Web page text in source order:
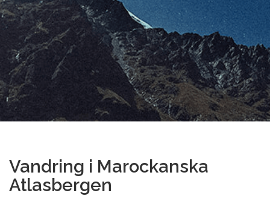
Vandring i Marockanska
Atlasbergen